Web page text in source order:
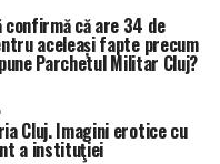
confirmă că are 34 de
aceleași fapte precum
Parchetul Militar Cluj?
Cluj. Imagini erotice cu
a instituţiei